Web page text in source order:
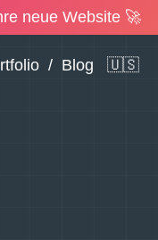
neue Website 🚀
/ Blog 🇺🇸